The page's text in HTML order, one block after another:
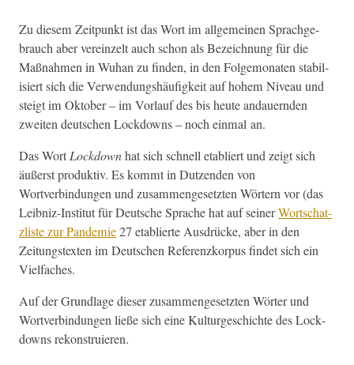
Zu diesem Zeit­punkt ist das Wort im all­ge­meinen Sprachge­
brauch aber vere­inzelt auch schon als Beze­ich­nung für die
Maß­nah­men in Wuhan zu find­en, in den Fol­ge­monat­en sta­bil­
isiert sich die Ver­wen­dung­shäu­figkeit auf hohem Niveau und
steigt im Okto­ber – im Vor­lauf des bis heute andauern­den
zweit­en deutschen Lock­downs – noch ein­mal an.
Das WortLock­downhat sich schnell etabliert und zeigt sich
äußerst pro­duk­tiv. Es kommt in Dutzen­den von
Wortverbindun­gen und zusam­menge­set­zten Wörtern vor (das
Leib­niz-Insti­tut für Deutsche Sprache hat auf sein­erWortschat­
zliste zur Pan­demie27 etablierte Aus­drücke, aber in den
Zeitung­s­tex­ten im Deutschen Ref­eren­zko­r­pus find­et sich ein
Vielfaches.
Auf der Grund­lage dieser zusam­menge­set­zten Wörter und
Wortverbindun­gen ließe sich eine Kul­turgeschichte des Lock­
downs rekonstruieren.